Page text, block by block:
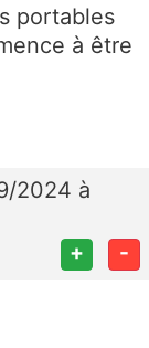
portables
à être
2024 à
+ -